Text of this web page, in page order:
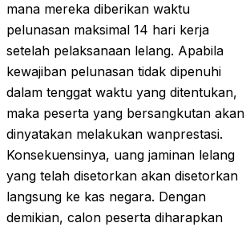
mana mereka diberikan waktu
pelunasan maksimal 14 hari kerja
setelah pelaksanaan lelang. Apabila
kewajiban pelunasan tidak dipenuhi
dalam tenggat waktu yang ditentukan,
maka peserta yang bersangkutan akan
dinyatakan melakukan wanprestasi.
Konsekuensinya, uang jaminan lelang
yang telah disetorkan akan disetorkan
langsung ke kas negara. Dengan
demikian, calon peserta diharapkan